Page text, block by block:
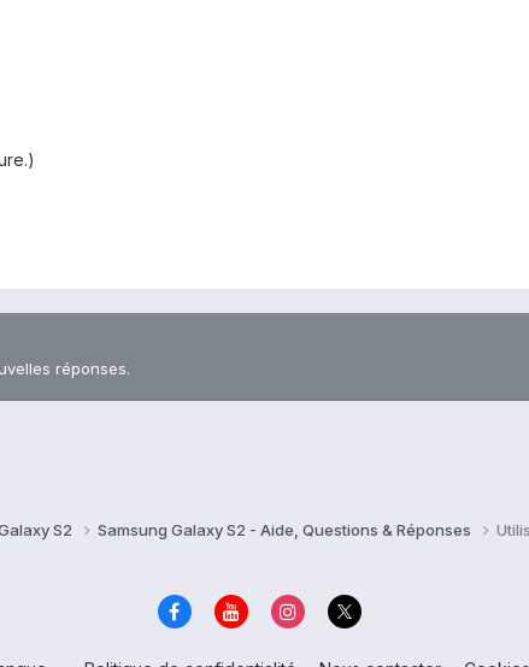
réponses.
S2 Samsung Galaxy S2 - Aide, Questions & Réponses